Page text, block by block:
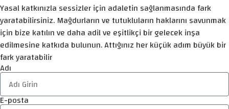
Yasal katkınızla sessizler için adaletin sağlanmasında fark
yaratabilirsiniz. Mağdurların ve tutukluların haklarını savunmak
için bize katılın ve daha adil ve eşitlikçi bir gelecek inşa
edilmesine katkıda bulunun. Attığınız her küçük adım büyük bir
fark yaratabilir
Adı
E-posta